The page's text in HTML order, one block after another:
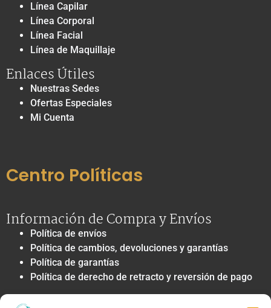
Línea Capilar
Línea Corporal
Línea Facial
Línea de Maquillaje
Enlaces Útiles
Nuestras Sedes
Ofertas Especiales
Mi Cuenta
Centro Políticas
Información de Compra y Envíos
Política de envíos
Política de cambios, devoluciones y garantías
Política de garantías
Política de derecho de retracto y reversión de pago
Privacidad y Tratamiento de Datos